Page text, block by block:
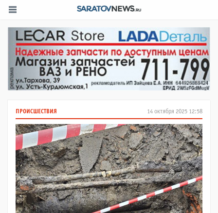
14 октября 2025 12:58
ПРОИСШЕСТВИЯ